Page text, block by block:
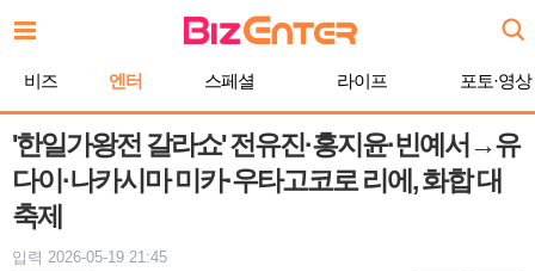
문
비즈 엔터 스페셜 라이프 포토·영상
'한일가왕전 갈라쇼' 전유진·홍지윤·빈예서→유
다이·나카시마 미카·우타고코로 리에, 화합 대
축제
입력 2026-05-19 21:45